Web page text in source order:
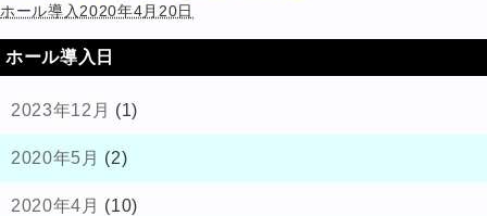
ホール導入2020年4月20日
ホール導入日
2023年12月 (1)
2020年5月 (2)
2020年4月 (10)